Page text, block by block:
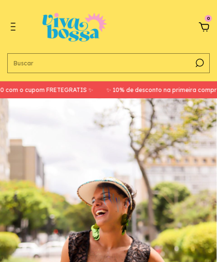
0
FRETEGRATIS ✨ ✨ 10% de desconto na primeira compra com